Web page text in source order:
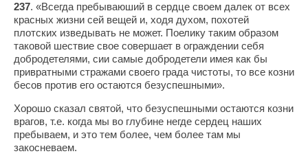
237. «Всегда пребываюший в сердце своем далек от всех
красных жизни сей вещей и, ходя духом, похотей
плотских изведывать не может. Поелику таким образом
таковой шествие свое совершает в ограждении себя
добродетелями, сии самые добродетели имея как бы
привратными стражами своего града чистоты, то все козни
бесов против его остаются безуспешными».
Хорошо сказал святой, что безуспешными остаются козни
врагов, т.е. когда мы во глубине негде сердец наших
пребываем, и это тем более, чем более там мы
закосневаем.